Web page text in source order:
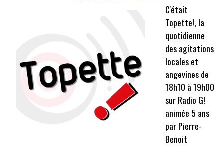
C'était
Topette!, la
quotidienne
des agitations
locales et
angevines de
18h10 à 19h00
sur Radio G!
animée 5 ans
par Pierre-
Benoit